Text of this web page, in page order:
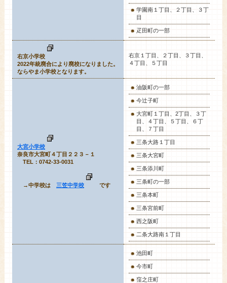
学園南１丁目、２丁目、３丁
目
疋田町の一部
右京小学校
2022年統廃合により廃校になりました。
ならやま小学校となります。
右京１丁目
、２丁目、３丁目、
４丁目、５丁目
大宮小学校
奈良市大宮町４丁目２２３－１
TEL：0742-33-0031
→中学校は 三笠中学校 です
油阪町の一部
今辻子町
大宮町１丁目、2丁目、３丁
目、４丁目、５丁目、６丁
目、７丁目
三条大路１丁目
三条大宮町
三条添川町
三条町の一部
三条本町
三条宮前町
西之阪町
二条大路南１丁目
池田町
今市町
窪之庄町